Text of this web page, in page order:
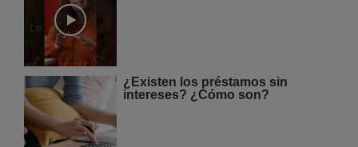
¿Existen los préstamos sin
intereses? ¿Cómo son?